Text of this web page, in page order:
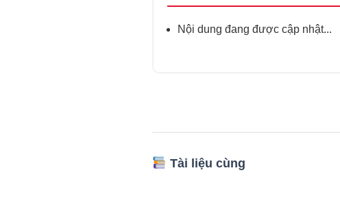
Nội dung đang được cập nhật...
Tài liệu cùng